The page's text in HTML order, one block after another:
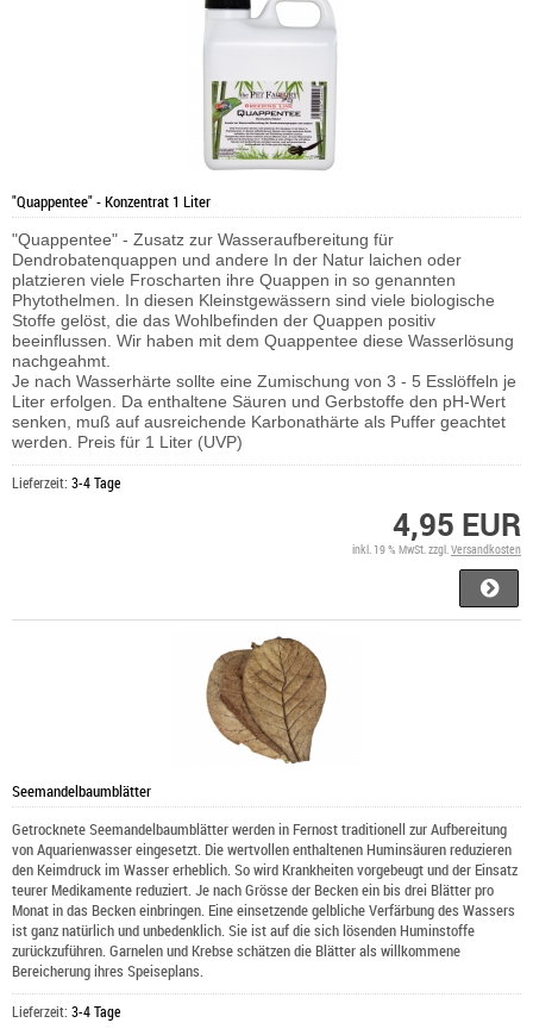
"Quappentee" - Konzentrat 1 Liter
"Quappentee" - Zusatz zur Wasseraufbereitung für
Dendrobatenquappen und andere In der Natur laichen oder
platzieren viele Froscharten ihre Quappen in so genannten
Phytothelmen. In diesen Kleinstgewässern sind viele biologische
Stoffe gelöst, die das Wohlbefinden der Quappen positiv
beeinflussen. Wir haben mit dem Quappentee diese Wasserlösung
nachgeahmt.
Je nach Wasserhärte sollte eine Zumischung von 3 - 5 Esslöffeln je
Liter erfolgen. Da enthaltene Säuren und Gerbstoffe den pH-Wert
senken, muß auf ausreichende Karbonathärte als Puffer geachtet
werden. Preis für 1 Liter (UVP)
Lieferzeit: 3-4 Tage
4,95 EUR
inkl. 19 % MwSt. zzgl.Versandkosten
Seemandelbaumblätter
Getrocknete Seemandelbaumblätter werden in Fernost traditionell zur Aufbereitung
von Aquarienwasser eingesetzt. Die wertvollen enthaltenen Huminsäuren reduzieren
den Keimdruck im Wasser erheblich. So wird Krankheiten vorgebeugt und der Einsatz
teurer Medikamente reduziert. Je nach Grösse der Becken ein bis drei Blätter pro
Monat in das Becken einbringen. Eine einsetzende gelbliche Verfärbung des Wassers
ist ganz natürlich und unbedenklich. Sie ist auf die sich lösenden Huminstoffe
zurückzuführen. Garnelen und Krebse schätzen die Blätter als willkommene
Bereicherung ihres Speiseplans.
Lieferzeit: 3-4 Tage